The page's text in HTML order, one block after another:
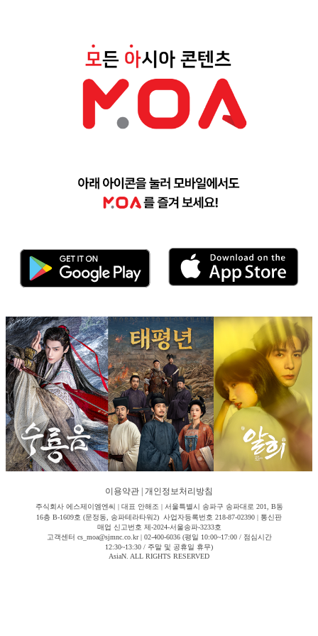
이용약관 개인정보처리방침
주식회사 에스제이엠엔씨 | 대표 안해조 | 서울특별시 송파구 송파대로 201, B동
16층 B-1609호 (문정동, 송파테라타워2) 사업자등록번호 218-87-02390 | 통신판
매업 신고번호 제-2024-서울송파-3233호
고객센터 cs_moa@sjmnc.co.kr | 02-400-6036 (평일 10:00~17:00 / 점심시간
12:30~13:30 / 주말 및 공휴일 휴무)
AsiaN. ALL RIGHTS RESERVED